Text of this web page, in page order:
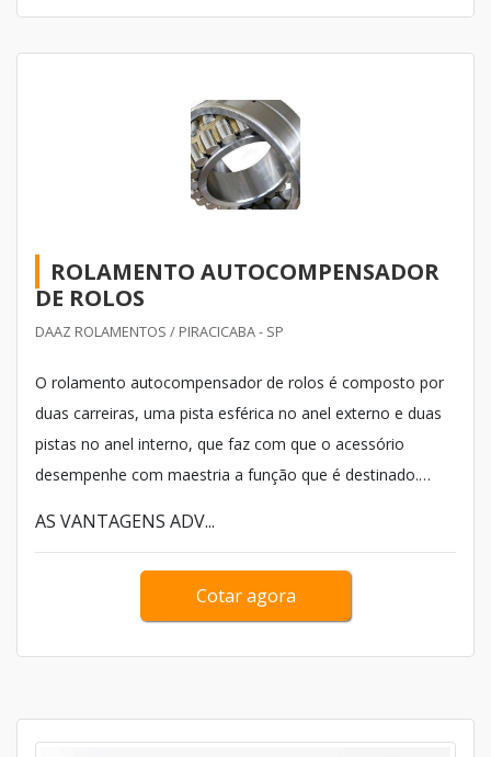
ROLAMENTO AUTOCOMPENSADOR
DE ROLOS
DAAZ ROLAMENTOS / PIRACICABA - SP
O rolamento autocompensador de rolos é composto por
duas carreiras, uma pista esférica no anel externo e duas
pistas no anel interno, que faz com que o acessório
desempenhe com maestria a função que é destinado.
recomendações das normas vigentes.
AS VANTAGENS ADV...
Cotar agora